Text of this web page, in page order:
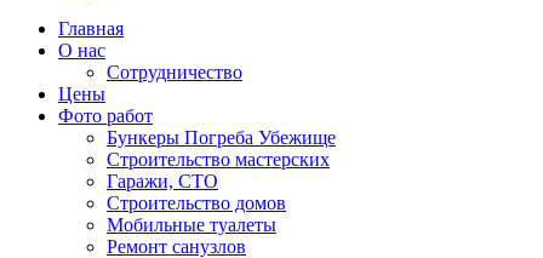
Главная
О нас
Сотрудничество
Цены
Фото работ
Бункеры Погреба Убежище
Строительство мастерских
Гаражи, СТО
Строительство домов
Мобильные туалеты
Ремонт санузлов